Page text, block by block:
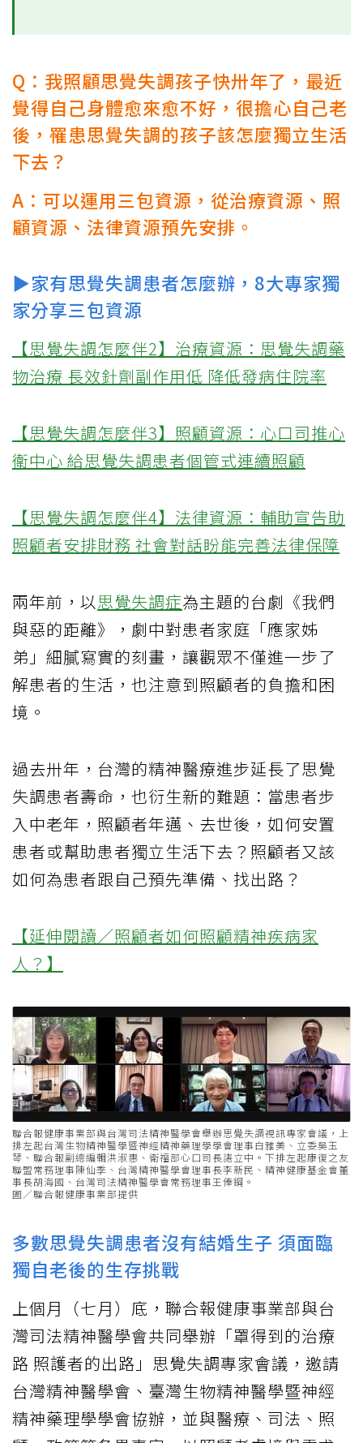
Q：我照顧思覺失調孩子快卅年了，最近
覺得自己身體愈來愈不好，很擔心自己老
後，罹患思覺失調的孩子該怎麼獨立生活
下去？
A：可以運用三包資源，從治療資源、照
顧資源、法律資源預先安排。
▶家有思覺失調患者怎麼辦，8大專家獨
家分享三包資源
【思覺失調怎麼伴2】治療資源：思覺失調藥
物治療 長效針劑副作用低 降低發病住院率
【思覺失調怎麼伴3】照顧資源：心口司推心
衛中心 給思覺失調患者個管式連續照顧
【思覺失調怎麼伴4】法律資源：輔助宣告助
照顧者安排財務 社會對話盼能完善法律保障
兩年前，以思覺失調症為主題的台劇《我們
與惡的距離》，劇中對患者家庭「應家姊
弟」細膩寫實的刻畫，讓觀眾不僅進一步了
解患者的生活，也注意到照顧者的負擔和困
境。
過去卅年，台灣的精神醫療進步延長了思覺
失調患者壽命，也衍生新的難題：當患者步
入中老年，照顧者年邁、去世後，如何安置
患者或幫助患者獨立生活下去？照顧者又該
如何為患者跟自己預先準備、找出路？
【延伸閱讀／照顧者如何照顧精神疾病家
人？】
聯合報健康事業部與台灣司法精神醫學會舉辦思覺失調視訊專家會議，上
排左起台灣生物精神醫學暨神經精神藥理學學會理事白雅美、立委吳玉
琴、聯合報副總編輯洪淑惠、衛福部心口司長諶立中。下排左起康復之友
聯盟常務理事陳仙季、台灣精神醫學會理事長李新民、精神健康基金會董
事長胡海國、台灣司法精神醫學會常務理事王俸鋼。
圖／聯合報健康事業部提供
多數思覺失調患者沒有結婚生子 須面臨
獨自老後的生存挑戰
上個月（七月）底，聯合報健康事業部與台
灣司法精神醫學會共同舉辦「罩得到的治療
路 照護者的出路」思覺失調專家會議，邀請
台灣精神醫學會、臺灣生物精神醫學暨神經
精神藥理學學會協辦，並與醫療、司法、照